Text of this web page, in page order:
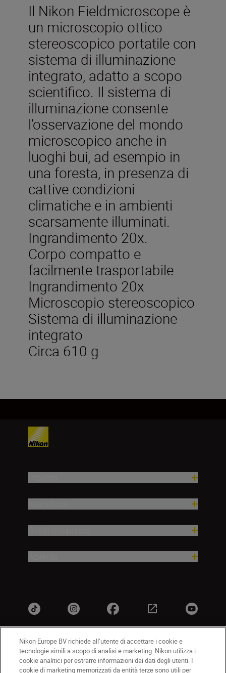
Il Nikon Fieldmicroscope è
un microscopio ottico
stereoscopico portatile con
sistema di illuminazione
integrato, adatto a scopo
scientifico. Il sistema di
illuminazione consente
l’osservazione del mondo
microscopico anche in
luoghi bui, ad esempio in
una foresta, in presenza di
cattive condizioni
climatiche e in ambienti
scarsamente illuminati.
Ingrandimento 20x.
Corpo compatto e
facilmente trasportabile
Ingrandimento 20x
Microscopio stereoscopico
Sistema di illuminazione
integrato
Circa 610 g
IT Nikon Sites
Contattateci Informativa sulla privacy
Nikon Europe BV richiede all’utente di accettare i cookie e
tecnologie simili a scopo di analisi e marketing. Nikon utilizza i
cookie analitici per estrarre informazioni dai dati degli utenti. I
cookie di marketing memorizzati da entità terze sono utili per